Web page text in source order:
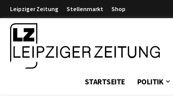
Leipziger Zeitung Stellenmarkt Shop
STARTSEITE POLITIK